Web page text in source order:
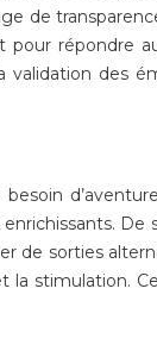
de
répondre
des
de sorties
stimulation.